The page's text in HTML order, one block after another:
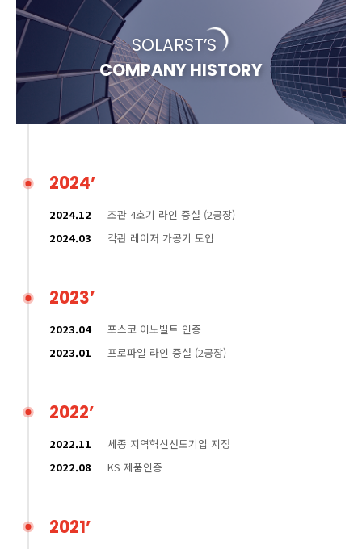
SOLARST’S
COMPANY HISTORY
2024’
2024.12
조관 4호기 라인 증설 (2공장)
2024.03
각관 레이저 가공기 도입
2023’
2023.04
포스코 이노빌트 인증
2023.01
프로파일 라인 증설 (2공장)
2022’
2022.11
세종 지역혁신선도기업 지정
2022.08
KS 제품인증
2021’